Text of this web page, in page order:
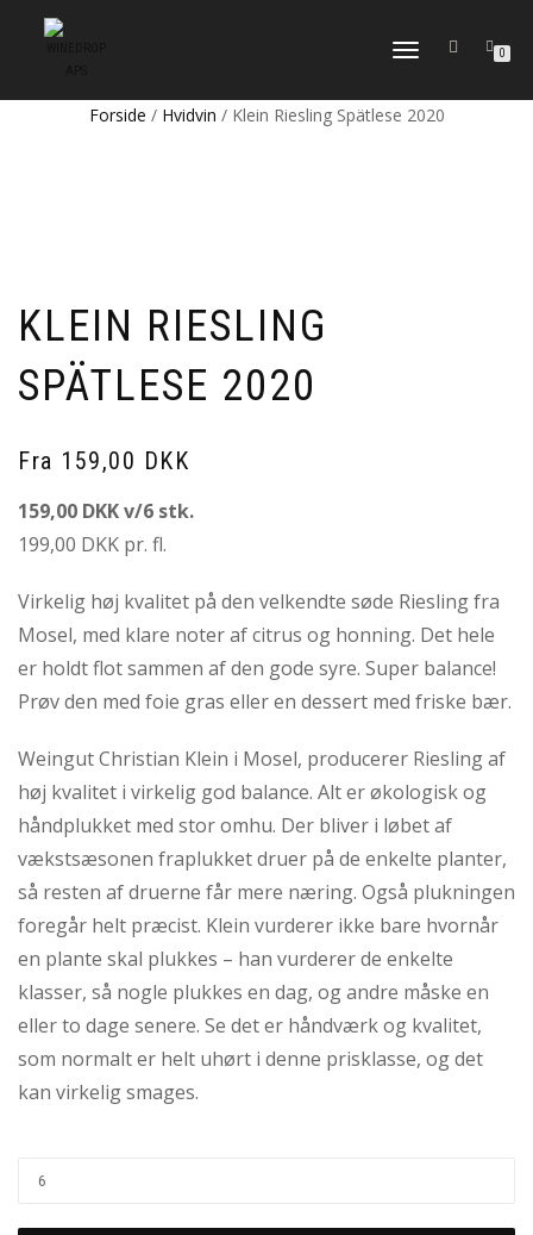
FLIP
0
Forside / Hvidvin / Klein Riesling Spätlese 2020
KLEIN RIESLING
SPÄTLESE 2020
Fra 159,00 DKK
159,00 DKK v/6 stk.
199,00 DKK pr. fl.
Virkelig høj kvalitet på den velkendte søde Riesling fra
Mosel, med klare noter af citrus og honning. Det hele
er holdt flot sammen af den gode syre. Super balance!
Prøv den med foie gras eller en dessert med friske bær.
Weingut Christian Klein i Mosel, producerer Riesling af
høj kvalitet i virkelig god balance. Alt er økologisk og
håndplukket med stor omhu. Der bliver i løbet af
vækstsæsonen fraplukket druer på de enkelte planter,
så resten af druerne får mere næring. Også plukningen
foregår helt præcist. Klein vurderer ikke bare hvornår
en plante skal plukkes – han vurderer de enkelte
klasser, så nogle plukkes en dag, og andre måske en
eller to dage senere. Se det er håndværk og kvalitet,
som normalt er helt uhørt i denne prisklasse, og det
kan virkelig smages.